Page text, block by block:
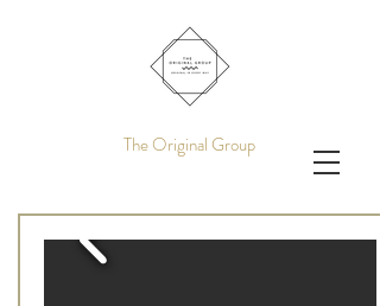
The Original Group